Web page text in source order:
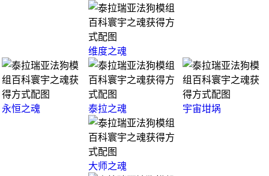
永恒之魂
维度之魂
泰拉之魂
大师之魂
宇宙坩埚